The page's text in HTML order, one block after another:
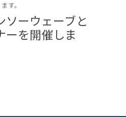
す。
ソーウェーブと
ーを開催しま